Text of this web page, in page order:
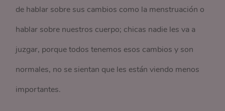
de hablar sobre sus cambios como la menstruación o
hablar sobre nuestros cuerpo; chicas nadie les va a
juzgar, porque todos tenemos esos cambios y son
normales, no se sientan que les están viendo menos
importantes.